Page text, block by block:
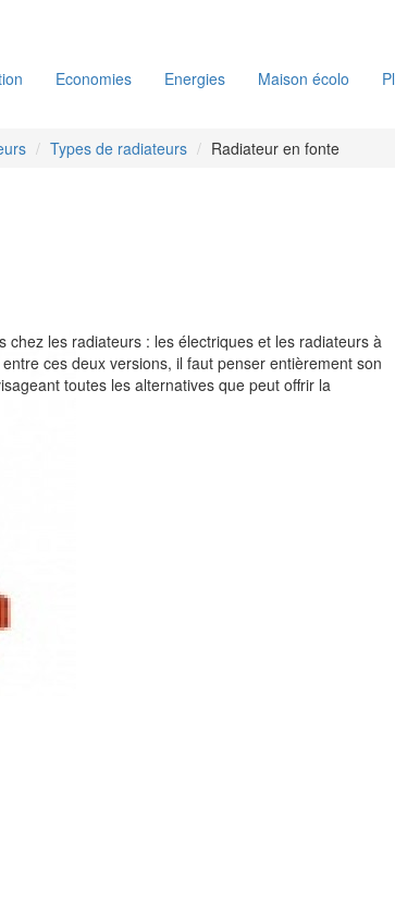
Economies Energies Maison écolo
Types de radiateurs Radiateur en fonte
chez les radiateurs : les électriques et les radiateurs à
ces deux versions, il faut penser entièrement son
toutes les alternatives que peut offrir la